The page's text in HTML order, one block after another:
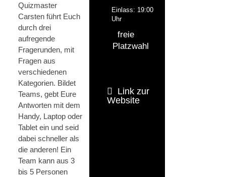
Quizmaster
Carsten führt Euch
durch drei
aufregende
Fragerunden, mit
Fragen aus
verschiedenen
Kategorien. Bildet
Teams, gebt Eure
Antworten mit dem
Handy, Laptop oder
Tablet ein und seid
dabei schneller als
die anderen! Ein
Team kann aus 3
bis 5 Personen
Einlass: 19:00
Uhr
freie
Platzwahl
Link zur
Website